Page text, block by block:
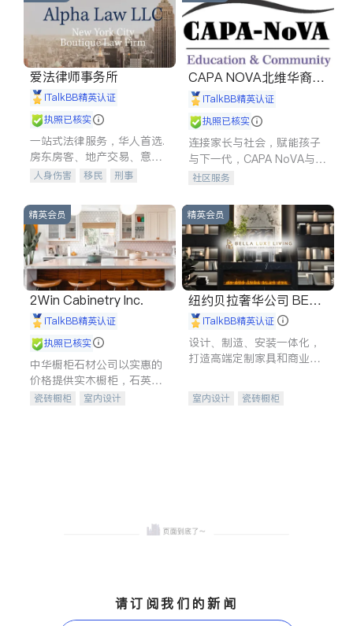
爱法律师事务所
iTalkBB精英认证
执照已核实
一站式法律服务，华人首选.
房东房客、地产交易、意外
伤害、车祸重伤、商业诉
建筑合同、刑事案件全包办
人身伤害 移民
刑事
信托/遗嘱
商业
商标注册
索赔
律师-其它 保释
CAPA NOVA北维华裔家
长会iTalkBB精英认证
执照已核实
连接家长与社会，赋能孩子
与下一代，CAPA NoVA与您
携手建设包容、公平、充满
社区服务
精英会员
2Win Cabinetry Inc.
iTalkBB精英认证
执照已核实
中华橱柜石材公司以实惠的
价格提供实木橱柜，石英石
台面，多种优质不锈钢水
瓷砖橱柜
室内设计
精英会员
纽约贝拉奢华公司 BELL
A LUXE
iTalkBB精英认证
设计、制造、安装一体化，
打造高端定制家具和商业空
室内设计
瓷砖橱柜
请订阅我们的新闻